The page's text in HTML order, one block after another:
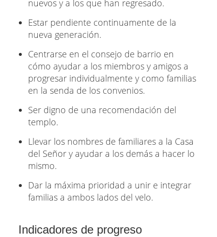
nuevos y a los que han regresado.
Estar pendiente continuamente de la
nueva generación.
Centrarse en el consejo de barrio en
cómo ayudar a los miembros y amigos a
progresar individualmente y como familias
en la senda de los convenios.
Ser digno de una recomendación del
templo.
Llevar los nombres de familiares a la Casa
del Señor y ayudar a los demás a hacer lo
mismo.
Dar la máxima prioridad a unir e integrar
familias a ambos lados del velo.
Indicadores de progreso